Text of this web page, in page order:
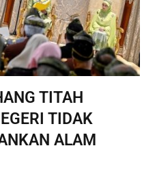
TITAH
TIDAK
ALAM